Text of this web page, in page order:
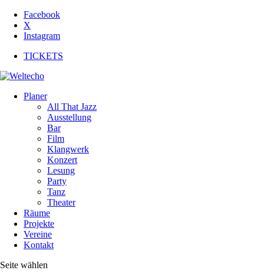
Facebook
X
Instagram
TICKETS
Planer
All That Jazz
Ausstellung
Bar
Film
Klangwerk
Konzert
Lesung
Party
Tanz
Theater
Räume
Projekte
Vereine
Kontakt
Seite wählen